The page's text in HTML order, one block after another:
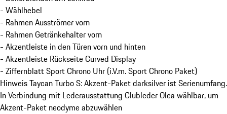
- Wählhebel
- Rahmen Ausströmer vorn
- Rahmen Getränkehalter vorn
- Akzentleiste in den Türen vorn und hinten
- Akzentleiste Rückseite Curved Display
- Ziffernblatt Sport Chrono Uhr (i.V.m. Sport Chrono Paket)
Hinweis Taycan Turbo S: Akzent-Paket darksilver ist Serienumfang.
In Verbindung mit Lederausstattung Clubleder Olea wählbar, um
Akzent-Paket neodyme abzuwählen